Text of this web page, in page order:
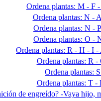
Ordena plantas: M - F
Ordena plantas: N -
Ordena plantas: N -
Ordena plantas: O -
Ordena plantas: R - H - I
Ordena plantas: R
Ordena plantas:
Ordena plantas: T
de engreído? -Vaya hijo,